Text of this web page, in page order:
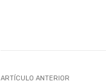
ARTÍCULO ANTERIOR